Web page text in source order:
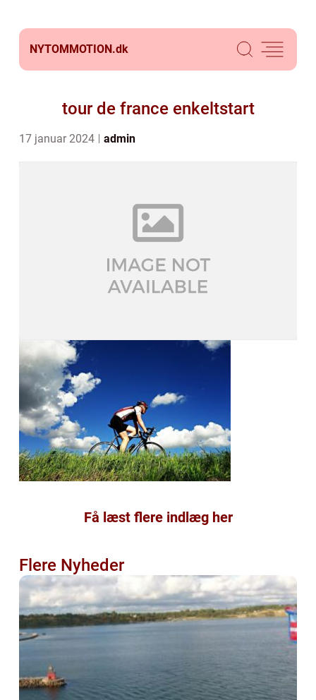
NYTOMMOTION.dk
tour de france enkeltstart
17 januar 2024 admin
Få læst flere indlæg her
Flere Nyheder